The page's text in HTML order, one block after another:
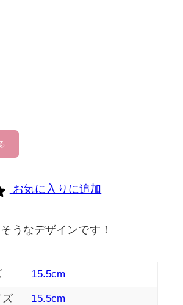
お気に入りに追加
うなデザインです！
15.5cm
ズ 15.5cm